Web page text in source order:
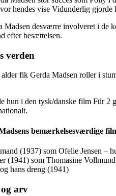
hendes vise Vidunderlig
Madsen desværre involveret i de
efter besættelsen.
verden
fik Gerda Madsen roller i
hun i den tysk/danske film Für 2
bemærkelsesværdige
(1937) som Ofelie Jensen –
(1941) som Thomasine
hans dreng (1941)
arv